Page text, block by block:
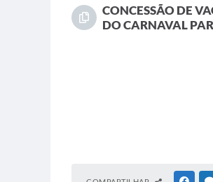
CONCESSÃO DE
DO CARNAVAL